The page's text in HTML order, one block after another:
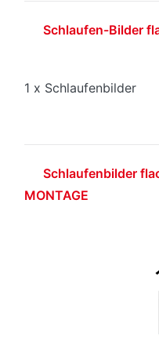
Schlaufen-Bilder
1 x Schlaufenbilder
Schlaufenbilder
MONTAGE